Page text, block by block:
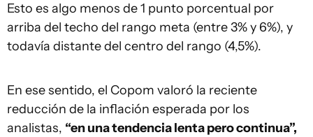
Esto es algo menos de 1 punto porcentual por
arriba del techo del rango meta (entre 3% y 6%), y
todavía distante del centro del rango (4,5%).
En ese sentido, el Copom valoró la reciente
reducción de la inflación esperada por los
analistas, “en una tendencia lenta pero continua”,